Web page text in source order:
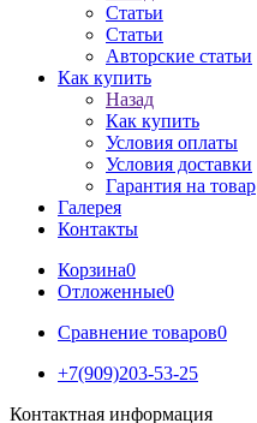
Статьи
Статьи
Авторские статьи
Как купить
Назад
Как купить
Условия оплаты
Условия доставки
Гарантия на товар
Галерея
Контакты
Корзина0
Отложенные0
Сравнение товаров0
+7(909)203-53-25
Контактная информация